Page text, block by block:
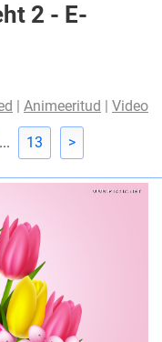
2 - E-
| Animeeritud | Video
... 13 >